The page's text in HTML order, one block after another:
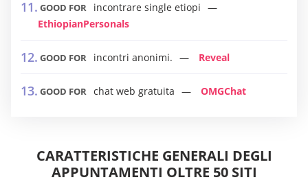
GOOD FOR
incontrare single etiopi
EthiopianPersonals
GOOD FOR incontri anonimi. Reveal
GOOD FOR chat web gratuita OMGChat
CARATTERISTICHE GENERALI DEGLI
APPUNTAMENTI OLTRE 50 SITI